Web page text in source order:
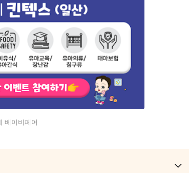
베이비페어